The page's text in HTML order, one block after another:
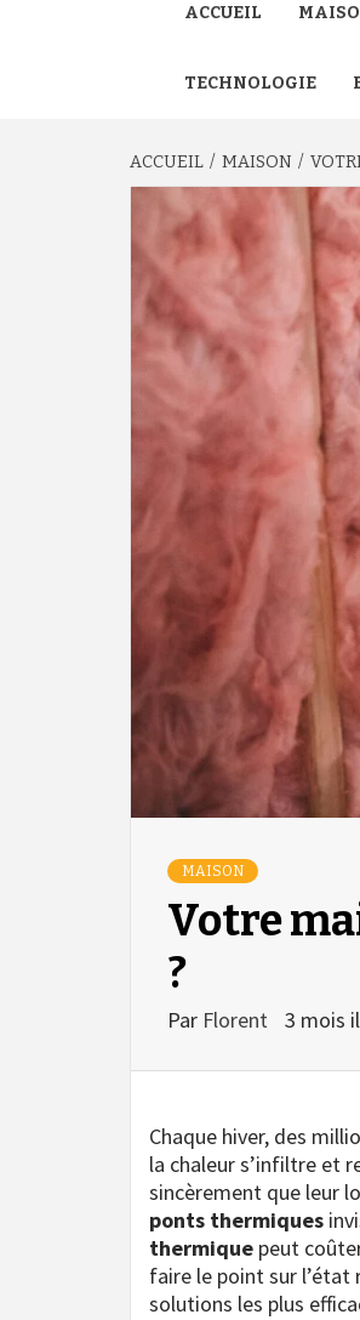
ACCUEIL
TECHNOLOGIE
ACCUEIL MAISON
MAISON
Votre
?
Par Florent 3 mois
Chaque hiver, des
la chaleur s’infiltre et
sincèrement que leur
ponts thermiques
thermique peut
faire le point sur
solutions les plus